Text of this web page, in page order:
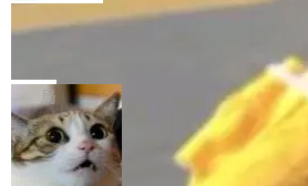
由中关村智联软件服务业质量创新联盟主
“智构可信·质创未来——AI原生时代的质量
式”为主题，直面AI从实验室走向规模化
的核心质量命题。会上，《2026智能研发
工具选型手册》发布，Testin云测的
nt智能测试系统入选AI测试领域代表产品
O而言，这提示了一个转变：AI测试正在
让非法状态不可表示：一篇关于 ADT
有一种东西，一旦用过就回不去了。Alex
eev 管它叫"软件设计的基石"。 他说的东
鲜——代数数据类型（ADT），尤其是和
（sum type）。但他说清楚了一件事：这
型系统的学术体操，是日常编码的思维方
局
Cloudflare 开源内部企业 AI 平台
dflare OS
Cloudflare 发布了一个开源项目